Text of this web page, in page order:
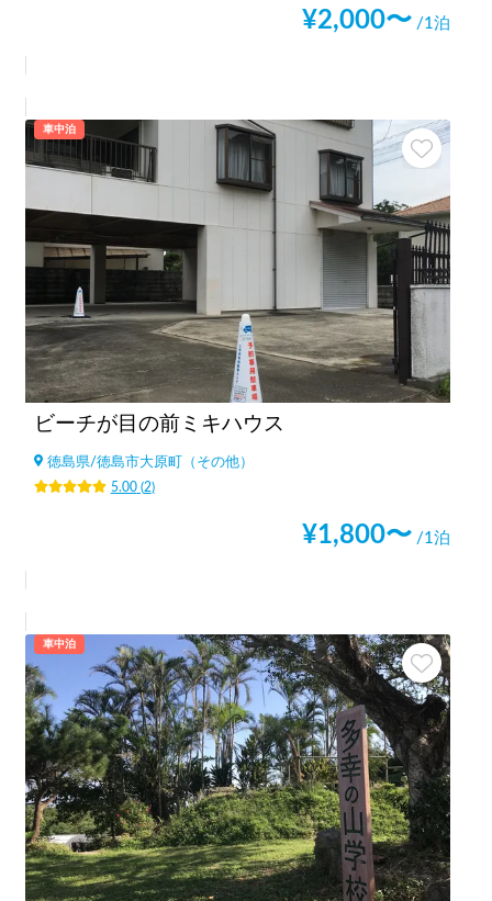
¥2,000〜 /1泊
車中泊
ビーチが目の前ミキハウス
徳島県/徳島市大原町（その他）
5.00(2)
¥1,800〜 /1泊
車中泊